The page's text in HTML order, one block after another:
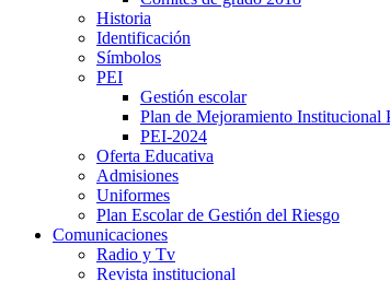
Historia
Identificación
Símbolos
PEI
Gestión escolar
Plan de Mejoramiento Institucional
PEI-2024
Oferta Educativa
Admisiones
Uniformes
Plan Escolar de Gestión del Riesgo
Comunicaciones
Radio y Tv
Revista institucional